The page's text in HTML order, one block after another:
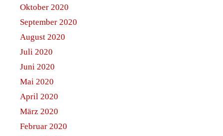
Oktober 2020
September 2020
August 2020
Juli 2020
Juni 2020
Mai 2020
April 2020
März 2020
Februar 2020